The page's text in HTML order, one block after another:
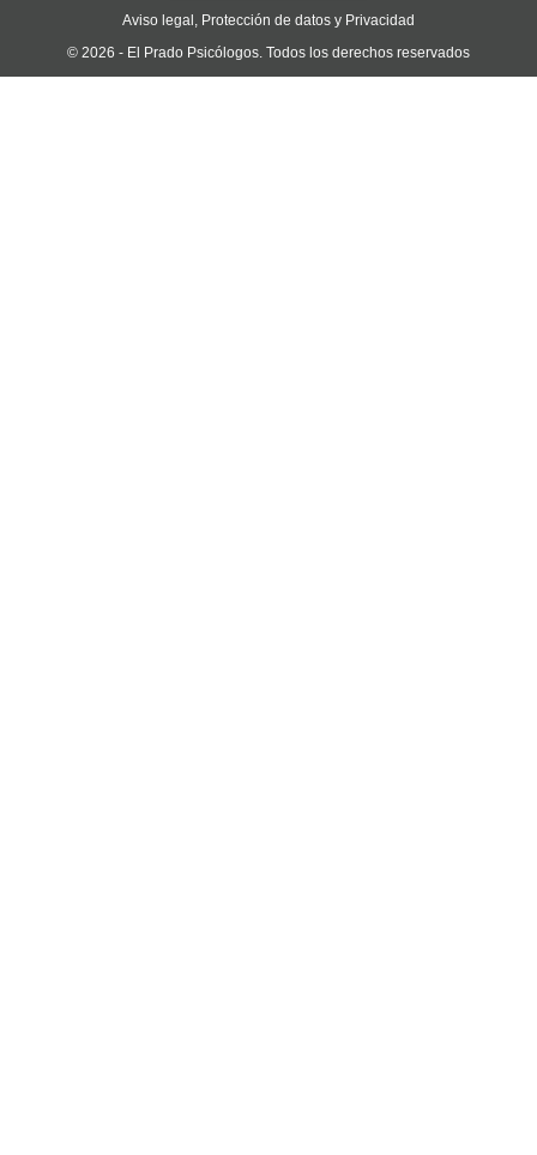
Aviso legal, Protección de datos y Privacidad
© 2026 - El Prado Psicólogos. Todos los derechos reservados